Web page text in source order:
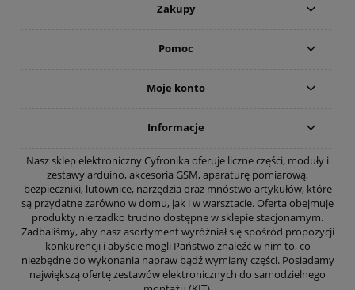
Zakupy
Pomoc
Moje konto
Informacje
Nasz sklep elektroniczny Cyfronika oferuje liczne części, moduły i
zestawy arduino, akcesoria GSM, aparaturę pomiarową,
bezpieczniki, lutownice, narzędzia oraz mnóstwo artykułów, które
są przydatne zarówno w domu, jak i w warsztacie. Oferta obejmuje
produkty nierzadko trudno dostępne w sklepie stacjonarnym.
Zadbaliśmy, aby nasz asortyment wyróżniał się spośród propozycji
konkurencji i abyście mogli Państwo znaleźć w nim to, co
niezbędne do wykonania napraw bądź wymiany części. Posiadamy
największą ofertę zestawów elektronicznych do samodzielnego